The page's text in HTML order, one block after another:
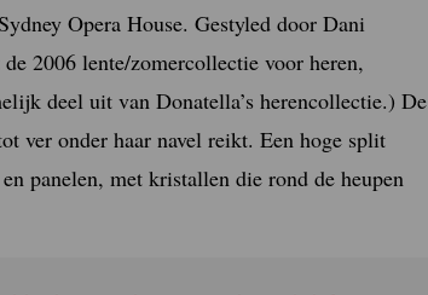
Opera House. Gestyled door Dani
2006 lente/zomercollectie voor heren,
deel uit van Donatella’s herencollectie.) De
ver onder haar navel reikt. Een hoge split
panelen, met kristallen die rond de heupen